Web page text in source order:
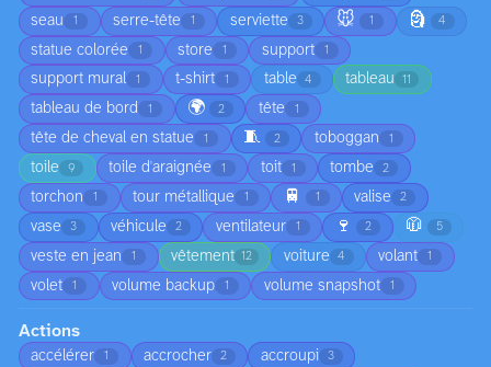
seau 1 serre-tête 1 serviette 3 🐭 1 🗿 4
statue colorée 1 store 1 support 1
support mural 1 t-shirt 1 table 4 tableau 11
tableau de bord 1 🌍 2 tête 1
tête de cheval en statue 1 🧵 2 toboggan 1
toile 9 toile d'araignée 1 toit 1 tombe 2
torchon 1 tour métallique 1 🚆 1 valise 2
vase 3 véhicule 2 ventilateur 1 🍷 2 🧥 5
veste en jean 1 vêtement 12 voiture 4 volant 1
volet 1 volume backup 1 volume snapshot 1
Actions
accélérer 1 accrocher 2 accroupi 3